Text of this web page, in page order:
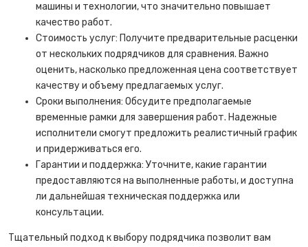
машины и технологии, что значительно повышает
качество работ.
Стоимость услуг: Получите предварительные расценки
от нескольких подрядчиков для сравнения. Важно
оценить, насколько предложенная цена соответствует
качеству и объему предлагаемых услуг.
Сроки выполнения: Обсудите предполагаемые
временные рамки для завершения работ. Надежные
исполнители смогут предложить реалистичный график
и придерживаться его.
Гарантии и поддержка: Уточните, какие гарантии
предоставляются на выполненные работы, и доступна
ли дальнейшая техническая поддержка или
консультации.
Тщательный подход к выбору подрядчика позволит вам